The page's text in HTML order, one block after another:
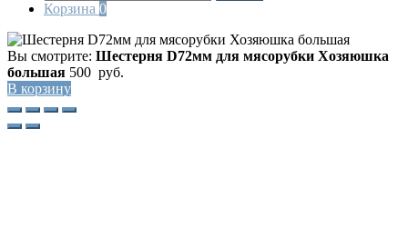
Корзина 0
Вы смотрите: Шестерня D72мм для мясорубки Хозяюшка
большая 500 руб.
В корзину